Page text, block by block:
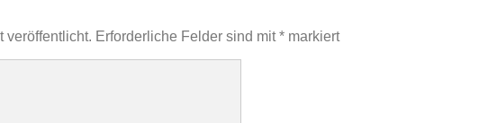
veröffentlicht. Erforderliche Felder sind mit* markiert